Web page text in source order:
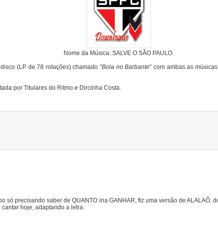
Nome da Música: SALVE O SÃO PAULO.
(LP de 78 rotações) chamado "Bola no Barbante" com ambas as
por Titulares do Ritmo e Dircinha Costa.
só precisando saber de QUANTO iria GANHAR, fiz uma versão de
hoje, adaptando a letra: